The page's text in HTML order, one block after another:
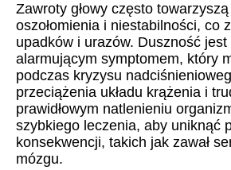
Zawroty głowy często
oszołomienia i niestabilności, co
upadków i urazów. Duszność jest
alarmującym symptomem, który
podczas kryzysu
przeciążenia układu krążenia i
prawidłowym natlenieniu
szybkiego leczenia, aby uniknąć
konsekwencji, takich jak zawał
mózgu.